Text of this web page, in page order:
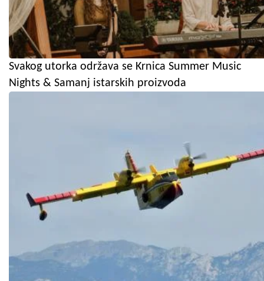
Svakog utorka održava se Krnica Summer Music
Nights & Samanj istarskih proizvoda